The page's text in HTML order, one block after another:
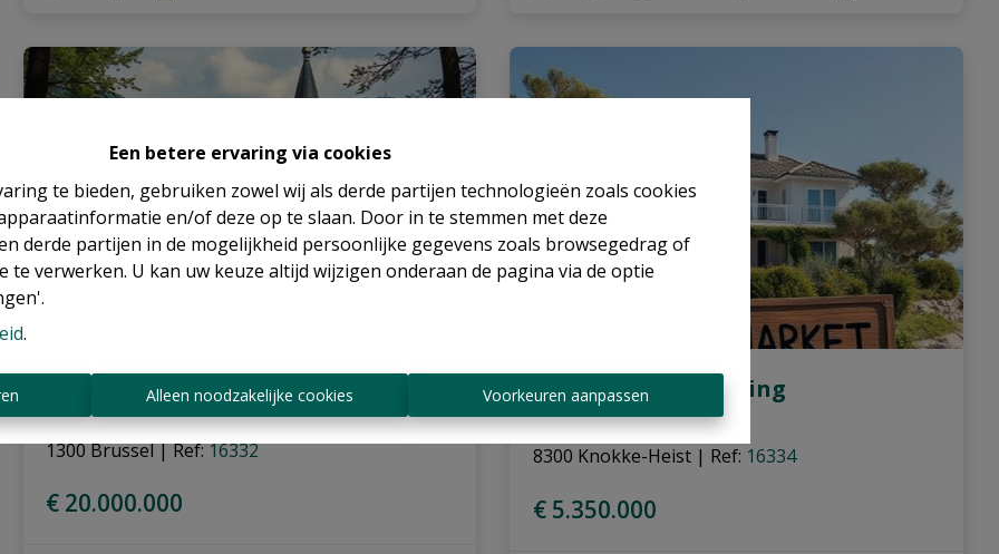
Een betere ervaring via cookies
te bieden, gebruiken zowel wij als derde partijen technologieën zoals cookies
en/of deze op te slaan. Door in te stemmen met deze
derde partijen in de mogelijkheid persoonlijke gegevens zoals browsegedrag of
te verwerken. U kan uw keuze altijd wijzigen onderaan de pagina via de optie
.
Alleen noodzakelijke cookies Voorkeuren aanpassen
1300 Brussel|Ref: 16332
€ 20.000.000
Karaktervolle woning
8300 Knokke-Heist | Ref: 16334
€ 5.350.000